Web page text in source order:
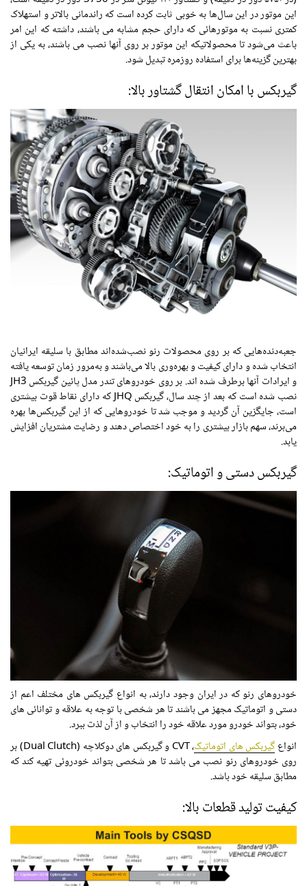
این موتور در این سال‌ها به خوبی ثابت کرده است که راندمانی بالاتر و استهلاک
کمتری نسبت به موتورهائی که دارای حجم مشابه می باشند، داشته که این امر
باعث می‌شود تا محصولاتیکه این موتور بر روی آنها نصب می باشند، به یکی از
بهترین گزینه‌ها برای استفاده روزمره تبدیل شود.
گیربکس با امکان انتقال گشتاور بالا:
جعبه‌دنده‌هایی که بر روی محصولات رنو نصب‌شده‌اند مطابق با سلیقه ایرانیان
انتخاب شده و دارای کیفیت و بهره‌وری بالا می‌باشند و به‌مرور زمان توسعه یافته
و ایرادات آنها برطرف شده اند. بر روی خودروهای تندر مدل پائین گیربکس JH3
نصب شده است که بعد از چند سال، گیربکس JHQ که دارای نقاط قوت بیشتری
است، جایگزین آن گردید و موجب شد تا خودروهایی که از این گیربکس‌ها بهره
می‌برند، سهم بازار بیشتری را به خود اختصاص دهند و رضایت مشتریان افزایش
یابد.
گیربکس دستی و اتوماتیک:
خودروهای رنو که در ایران وجود دارند، به انواع گیربکس های مختلف اعم از
دستی و اتوماتیک مجهز می باشند تا هر شخصی با توجه به علاقه و توانائی های
خود، بتواند خودرو مورد علاقه خود را انتخاب و از آن لذت ببرد.
انواعگیربکس های اتوماتیک
، CVT و گیربکس های دوکلاچه (Dual Clutch) بر
روی خودروهای رنو نصب می باشد تا هر شخصی بتواند خودروئی تهیه کند که
مطابق سلیقه خود باشد.
کیفیت تولید قطعات بالا: